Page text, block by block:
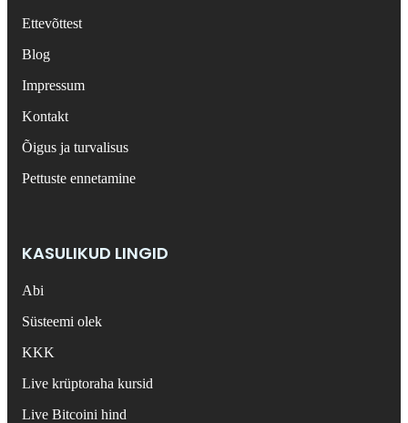
Ettevõttest
Blog
Impressum
Kontakt
Õigus ja turvalisus
Pettuste ennetamine
KASULIKUD LINGID
Abi
Süsteemi olek
KKK
Live krüptoraha kursid
Live Bitcoini hind